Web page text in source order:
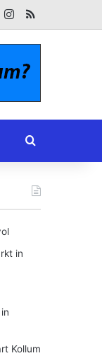
Instagram
RSS
Zoeken naar
in
Kollum